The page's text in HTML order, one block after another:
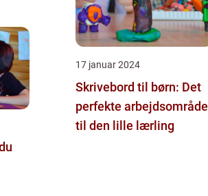
17 januar 2024
Skrivebord til børn: Det
perfekte arbejdsområde
til den lille lærling